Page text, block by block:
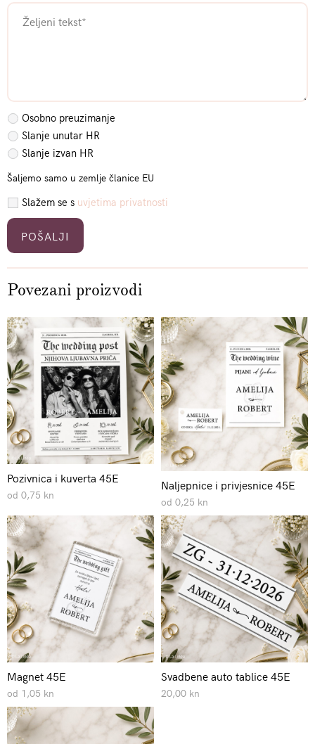
Osobno preuzimanje
Slanje unutar HR
Slanje izvan HR
Šaljemo samo u zemlje članice EU
Slažem se s uvjetima privatnosti
Please leave this field empty.
Povezani proizvodi
Pozivnica i kuverta 45E
od 0,75 kn
Naljepnice i privjesnice 45E
od 0,25 kn
Magnet 45E
od 1,05 kn
Svadbene auto tablice 45E
20,00 kn